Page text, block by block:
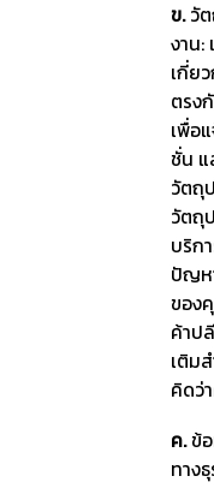
ข.วั
งาน:
เกี่ย
ตรง
เพื่อ
ชั่น แ
วัตถุ
วัตถุ
บริก
ปัญห
ของ
ค้าป
เติม
คิดว่
ค.ข้
ทาง